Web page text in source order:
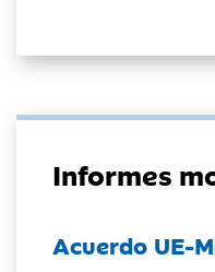
Informes
Acuerdo UE-